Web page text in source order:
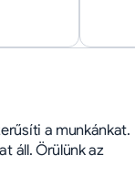
a munkánkat.
áll. Örülünk az